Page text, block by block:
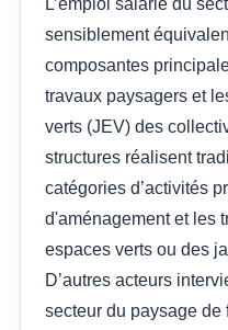
L’emploi salarié du
sensiblement
composantes
travaux paysagers et
verts (JEV) des
structures réalisent
catégories d’activités
d'aménagement et les
espaces verts ou des
D’autres acteurs
secteur du paysage de